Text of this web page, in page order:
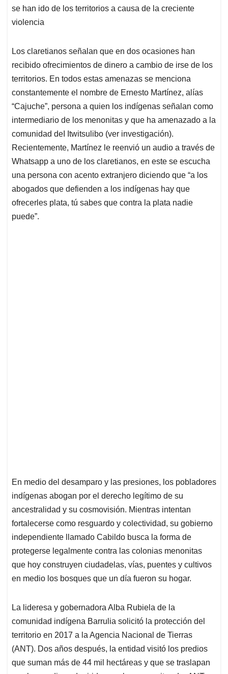
se han ido de los territorios a causa de la creciente
violencia
Los claretianos señalan que en dos ocasiones han
recibido ofrecimientos de dinero a cambio de irse de los
territorios. En todos estas amenazas se menciona
constantemente el nombre de Ernesto Martínez, alías
“Cajuche”, persona a quien los indígenas señalan como
intermediario de los menonitas y que ha amenazado a la
comunidad deI Itwitsulibo (ver investigación).
Recientemente, Martínez le reenvió un audio a través de
Whatsapp a uno de los claretianos, en este se escucha
una persona con acento extranjero diciendo que “a los
abogados que defienden a los indígenas hay que
ofrecerles plata, tú sabes que contra la plata nadie
puede”.
En medio del desamparo y las presiones, los pobladores
indígenas abogan por el derecho legítimo de su
ancestralidad y su cosmovisión. Mientras intentan
fortalecerse como resguardo y colectividad, su gobierno
independiente llamado Cabildo busca la forma de
protegerse legalmente contra las colonias menonitas
que hoy construyen ciudadelas, vías, puentes y cultivos
en medio los bosques que un día fueron su hogar.
La lideresa y gobernadora Alba Rubiela de la
comunidad indígena Barrulia solicitó la protección del
territorio en 2017 a la Agencia Nacional de Tierras
(ANT). Dos años después, la entidad visitó los predios
que suman más de 44 mil hectáreas y que se traslapan